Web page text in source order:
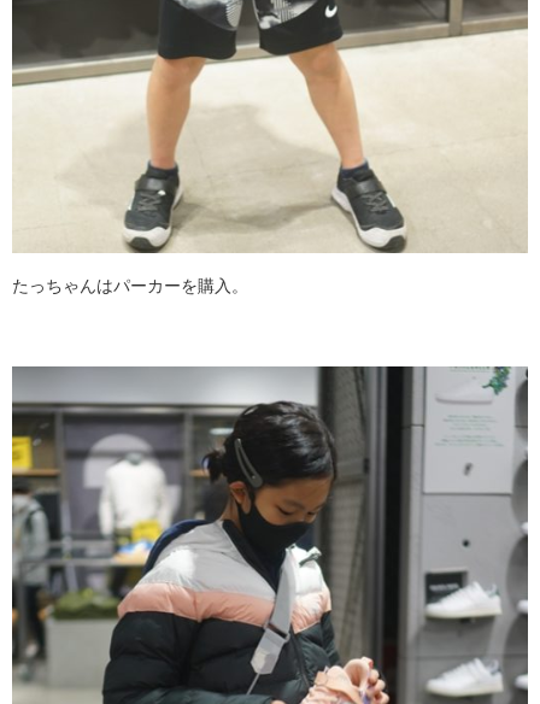
たっちゃんはパーカーを購入。